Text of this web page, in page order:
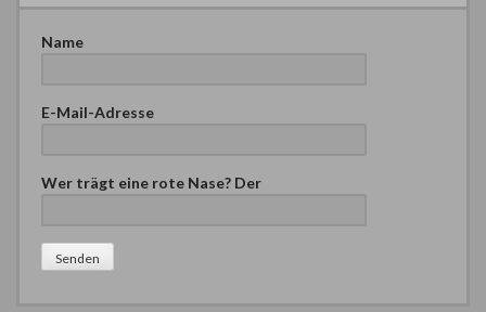
Name
E-Mail-Adresse
Bitte lasse dieses Feld leer.
Wer trägt eine rote Nase? Der